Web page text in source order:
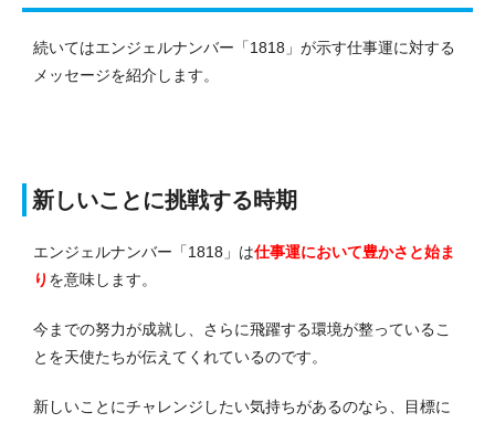
続いてはエンジェルナンバー「1818」が示す仕事運に対する
メッセージを紹介します。
新しいことに挑戦する時期
エンジェルナンバー「1818」は仕事運において豊かさと始ま
り を意味します。
今までの努力が成就し、さらに飛躍する環境が整っているこ
とを天使たちが伝えてくれているのです。
新しいことにチャレンジしたい気持ちがあるのなら、目標に